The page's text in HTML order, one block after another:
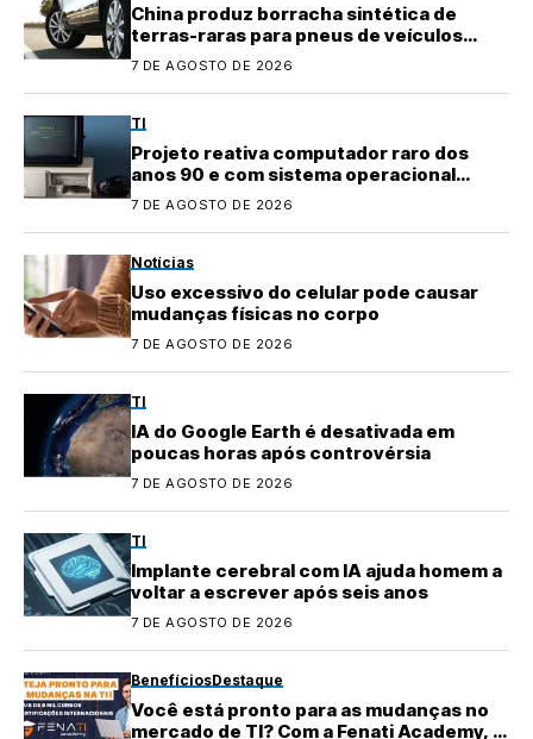
China produz borracha sintética de
terras-raras para pneus de veículos
elétricos
7 DE AGOSTO DE 2026
TI
Projeto reativa computador raro dos
anos 90 e com sistema operacional
quase perdido
7 DE AGOSTO DE 2026
Notícias
Uso excessivo do celular pode causar
mudanças físicas no corpo
7 DE AGOSTO DE 2026
TI
IA do Google Earth é desativada em
poucas horas após controvérsia
7 DE AGOSTO DE 2026
TI
Implante cerebral com IA ajuda homem a
voltar a escrever após seis anos
7 DE AGOSTO DE 2026
BenefíciosDestaque
Você está pronto para as mudanças no
mercado de TI? Com a Fenati Academy, é